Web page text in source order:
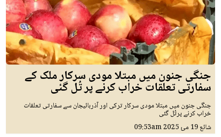
جنگی جنون میں مبتلا مودی سرکار ملک کے
سفارتی تعلقات خراب کرنے پر تُل گئی
جنگی جنون میں مبتلا مودی سرکار ترکی اور آذربائیجان سے سفارتی تعلقات
خراب کرنے پرتُل گئی
شائع19 مئ 2025 09:53am